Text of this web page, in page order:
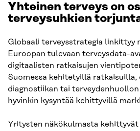
Yhteinen terveys on
terveysuhkien
Globaali terveysstrategia linkittyy
Euroopan tulevaan terveysdata-
digitaalisten ratkaisujen
Suomessa kehitetyillä ratkaisuilla,
diagnostiikan tai
hyvinkin kysyntää kehittyvillä
Yritysten näkökulmasta